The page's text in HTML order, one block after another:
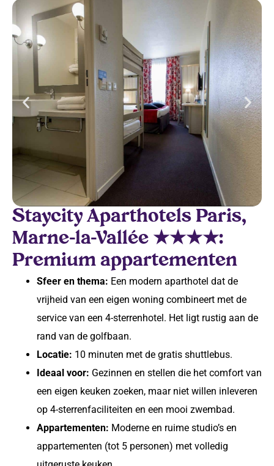
Staycity Aparthotels Paris,
Marne-la-Vallée ★★★★:
Premium appartementen
Sfeer en thema: Een modern aparthotel dat de
vrijheid van een eigen woning combineert met de
service van een 4-sterrenhotel. Het ligt rustig aan de
rand van de golfbaan.
Locatie: 10 minuten met de gratis shuttlebus.
Ideaal voor: Gezinnen en stellen die het comfort van
een eigen keuken zoeken, maar niet willen inleveren
op 4-sterrenfaciliteiten en een mooi zwembad.
Appartementen: Moderne en ruime studio’s en
appartementen (tot 5 personen) met volledig